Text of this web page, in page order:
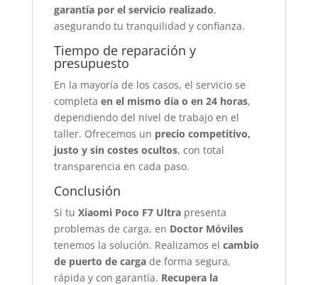
garantía por el servicio realizado,
asegurando tu tranquilidad y confianza.
Tiempo de reparación y
presupuesto
En la mayoría de los casos, el servicio se
completa en el mismo día o en 24 horas,
dependiendo del nivel de trabajo en el
taller. Ofrecemos un precio competitivo,
justo y sin costes ocultos, con total
transparencia en cada paso.
Conclusión
Si tu Xiaomi Poco F7 Ultrapresenta
problemas de carga, en Doctor Móviles
tenemos la solución. Realizamos el cambio
de puerto de cargade forma segura,
rápida y con garantía. Recupera la